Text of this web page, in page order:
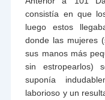
consistía en que
luego estos
donde las mujeres
sus manos más
sin estropearlos)
suponía
laborioso y un